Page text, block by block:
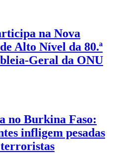
na Nova
Alto Nível da 80.ª
Geral da ONU
no Burkina Faso:
infligem pesadas